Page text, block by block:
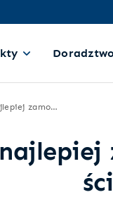
Gdzie najlepiej zamontować sejf w ścianie?